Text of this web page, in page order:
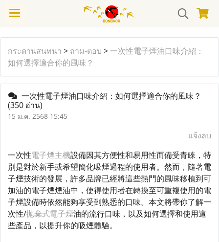
กระดานสนทนา > ถาม-ตอบ > 一次性電子煙油口味介紹：
如何選擇適合你的風味？
一次性電子煙油口味介紹：如何選擇適合你的風味？
(350 อ่าน)
15 ม.ค. 2568 15:45
แจ้งลบ
一次性電子煙主機設備因其方便性和易用性而備受青睞，特
別是對於新手或希望簡化吸煙過程的使用者。然而，隨著電
子煙技術的發展，許多品牌已經將這些熱門的風味移植到可
加油的電子煙煙油中，使得使用者在轉換至可重複使用的電
子煙設備時依然能夠享受到熟悉的口味。本文將帶你了解一
次性/拋棄式電子煙油的流行口味，以及如何選擇和使用這
些產品，以提升你的吸煙體驗。